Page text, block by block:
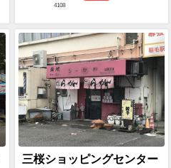
4108
三桜ショッピングセンター